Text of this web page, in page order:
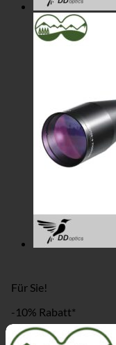
Für Sie!
-10% Rabatt*